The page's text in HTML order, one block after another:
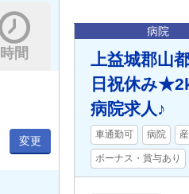
時間
変更
病院
上益城郡山
日祝休み
病院求人♪
車通勤可 病院
ボーナス・賞与あり